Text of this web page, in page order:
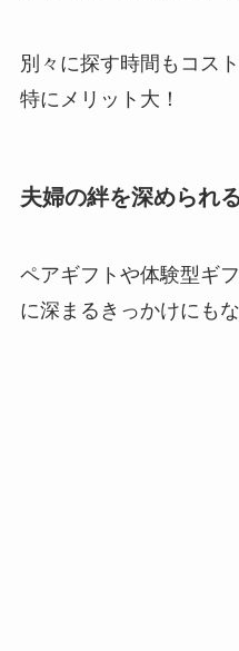
別々に探す時間もコス
特にメリット大！
夫婦の絆を深められる
ペアギフトや体験型ギ
に深まるきっかけにも